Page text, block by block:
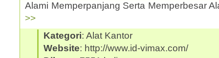
Alami Memperpanjang Serta Memperbesar
>>
Kategori: Alat Kantor
Website: http://www.id-vimax.com/